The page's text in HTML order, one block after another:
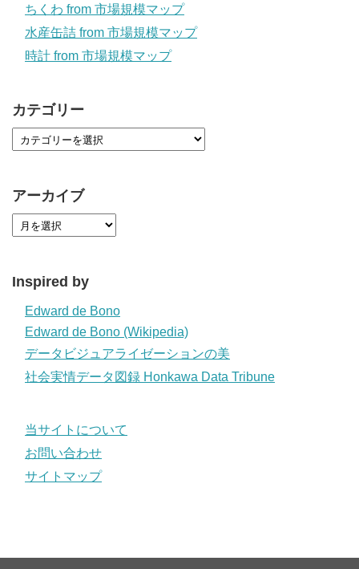
ちくわ from 市場規模マップ
水産缶詰 from 市場規模マップ
時計 from 市場規模マップ
カテゴリー
アーカイブ
Inspired by
Edward de Bono
Edward de Bono (Wikipedia)
データビジュアライゼーションの美
社会実情データ図録 Honkawa Data Tribune
当サイトについて
お問い合わせ
サイトマップ